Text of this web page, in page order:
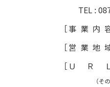
TEL :
［事業内
［ 営業地
［ ＵＲＬ
（そ